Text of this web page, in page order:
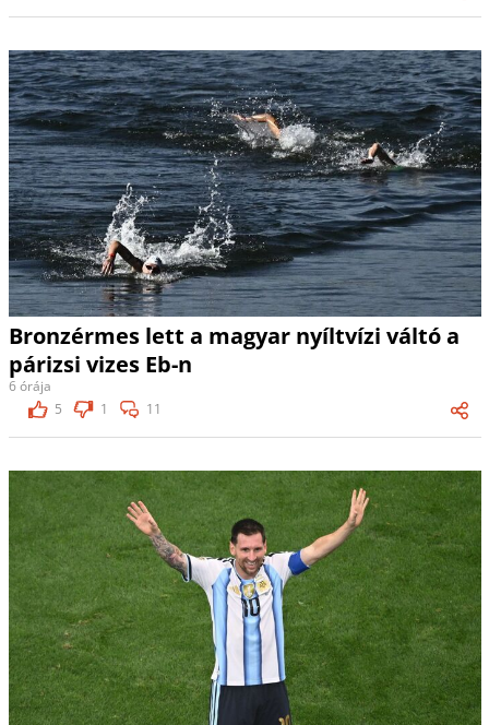
Bronzérmes lett a magyar nyíltvízi váltó a
párizsi vizes Eb-n
6 órája
5
1 11